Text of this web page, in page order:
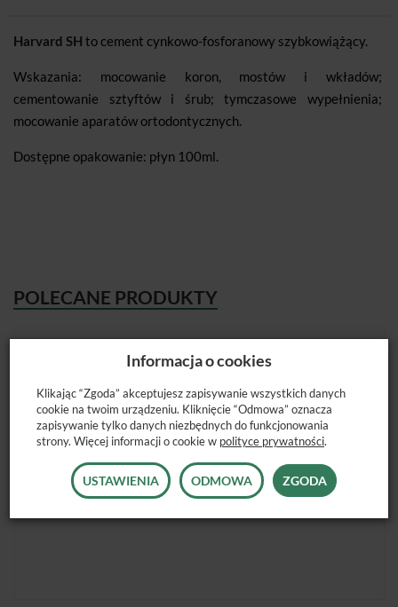
Harvard SH to cement cynkowo-fosforanowy szybkowiążący.
Wskazania: mocowanie koron, mostów i wkładów;
cementowanie sztyftów i śrub; tymczasowe wypełnienia;
mocowanie aparatów ortodontycznych.
Dostępne opakowanie: płyn 100ml.
POLECANE PRODUKTY
Informacja o cookies
Klikając “Zgoda” akceptujesz zapisywanie wszystkich danych
cookie na twoim urządzeniu. Kliknięcie “Odmowa” oznacza
zapisywanie tylko danych niezbędnych do funkcjonowania
strony. Więcej informacji o cookie w polityce prywatności.
USTAWIENIA ODMOWA ZGODA